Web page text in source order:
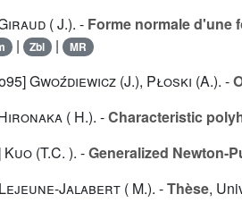
( J.). - Forme normale d'une
| Zbl | MR
Gwoźdiewicz (J.), Płoski (A.). -
( H.). -Characteristic
Kuo (T.C. ). -Generalized Newton-
Lejeune-Jalabert ( M.). -Thèse,